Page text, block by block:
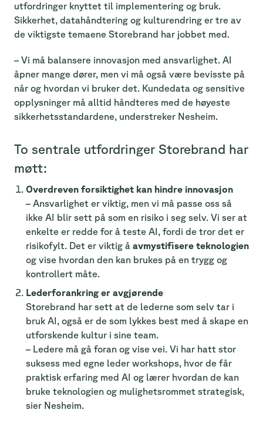
utfordringer knyttet til implementering og bruk.
Sikkerhet, datahåndtering og kulturendring er tre av
de viktigste temaene Storebrand har jobbet med.
– Vi må balansere innovasjon med ansvarlighet. AI
åpner mange dører, men vi må også være bevisste på
når og hvordan vi bruker det. Kundedata og sensitive
opplysninger må alltid håndteres med de høyeste
sikkerhetsstandardene, understreker Nesheim.
To sentrale utfordringer Storebrand har
møtt:
Overdreven forsiktighet kan hindre innovasjon
– Ansvarlighet er viktig, men vi må passe oss så
ikke AI blir sett på som en risiko i seg selv. Vi ser at
enkelte er redde for å teste AI, fordi de tror det er
risikofylt. Det er viktig å avmystifisere teknologien
og vise hvordan den kan brukes på en trygg og
kontrollert måte.
Lederforankring er avgjørende
Storebrand har sett at de lederne som selv tar i
bruk AI, også er de som lykkes best med å skape en
utforskende kultur i sine team.
– Ledere må gå foran og vise vei. Vi har hatt stor
suksess med egne leder workshops, hvor de får
praktisk erfaring med AI og lærer hvordan de kan
bruke teknologien og mulighetsrommet strategisk,
sier Nesheim.